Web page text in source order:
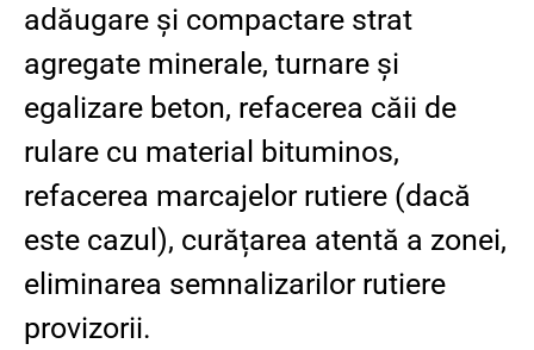
adăugare și compactare strat
agregate minerale, turnare și
egalizare beton, refacerea căii de
rulare cu material bituminos,
refacerea marcajelor rutiere (dacă
este cazul), curățarea atentă a zonei,
eliminarea semnalizarilor rutiere
provizorii.